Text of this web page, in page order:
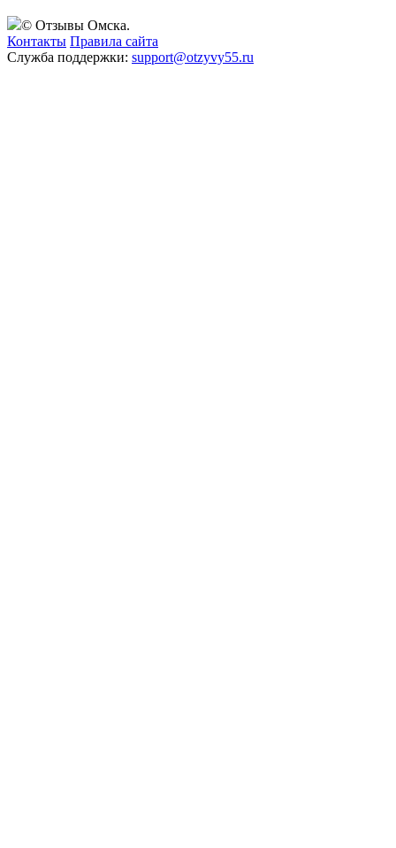
© Отзывы Омска.
Контакты Правила сайта
Служба поддержки: support@otzyvy55.ru